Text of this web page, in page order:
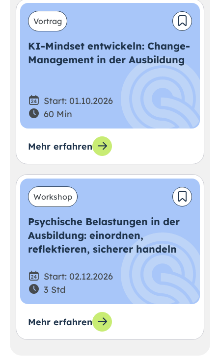
Vortrag
KI-Mindset entwickeln: Change-
Management in der Ausbildung
Start: 01.10.2026
60 Min
Mehr erfahren
Workshop
Psychische Belastungen in der
Ausbildung: einordnen,
reflektieren, sicherer handeln
Start: 02.12.2026
3 Std
Mehr erfahren